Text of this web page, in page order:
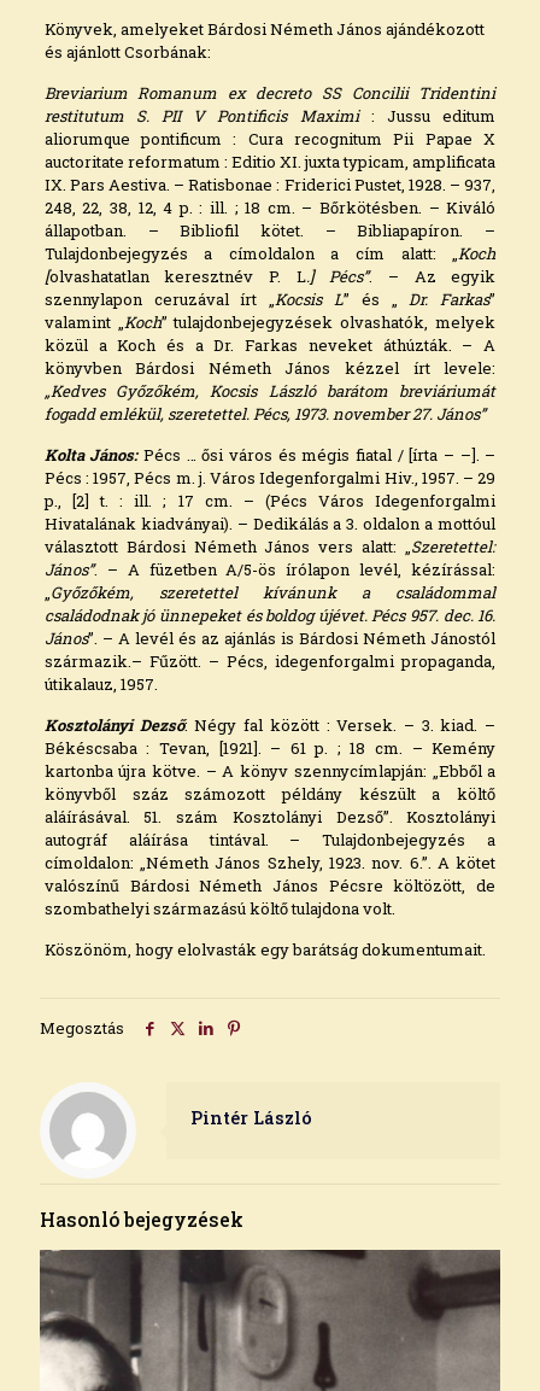
Könyvek, amelyeket Bárdosi Németh János ajándékozott
és ajánlott Csorbának:
Breviarium Romanum ex decreto SS Concilii Tridentini
restitutum S. PII V Pontificis Maximi: Jussu editum
aliorumque pontificum : Cura recognitum Pii Papae X
auctoritate reformatum : Editio XI. juxta typicam, amplificata
IX. Pars Aestiva. – Ratisbonae : Friderici Pustet, 1928. – 937,
248, 22, 38, 12, 4 p. : ill. ; 18 cm. – Bőrkötésben. – Kiváló
állapotban. – Bibliofil kötet. – Bibliapapíron. –
Tulajdonbejegyzés a címoldalon a cím alatt: „Koch
[olvashatatlan keresztnév P. L.] Pécs”. – Az egyik
szennylapon ceruzával írt „Kocsis L” és „ Dr. Farkas”
valamint „Koch” tulajdonbejegyzések olvashatók, melyek
közül a Koch és a Dr. Farkas neveket áthúzták. – A
könyvben Bárdosi Németh János kézzel írt levele:
„Kedves Győzőkém, Kocsis László barátom breviáriumát
fogadd emlékül, szeretettel. Pécs, 1973. november 27. János”
Kolta János:Pécs … ősi város és mégis fiatal / [írta – –]. –
Pécs : 1957, Pécs m. j. Város Idegenforgalmi Hiv., 1957. – 29
p., [2] t. : ill. ; 17 cm. – (Pécs Város Idegenforgalmi
Hivatalának kiadványai). – Dedikálás a 3. oldalon a mottóul
választott Bárdosi Németh János vers alatt: „Szeretettel:
János”. – A füzetben A/5-ös írólapon levél, kézírással:
„Győzőkém, szeretettel kívánunk a családommal
családodnak jó ünnepeket és boldog újévet. Pécs 957. dec. 16.
János”. – A levél és az ajánlás is Bárdosi Németh Jánostól
származik.– Fűzött. – Pécs, idegenforgalmi propaganda,
útikalauz, 1957.
Kosztolányi Dezső: Négy fal között : Versek. – 3. kiad. –
Békéscsaba : Tevan, [1921]. – 61 p. ; 18 cm. – Kemény
kartonba újra kötve. – A könyv szennycímlapján: „Ebből a
könyvből száz számozott példány készült a költő
aláírásával. 51. szám Kosztolányi Dezső”. Kosztolányi
autográf aláírása tintával. – Tulajdonbejegyzés a
címoldalon: „Németh János Szhely, 1923. nov. 6.”. A kötet
valószínű Bárdosi Németh János Pécsre költözött, de
szombathelyi származású költő tulajdona volt.
Köszönöm, hogy elolvasták egy barátság dokumentumait.
Megosztás
Pintér László
Hasonló bejegyzések